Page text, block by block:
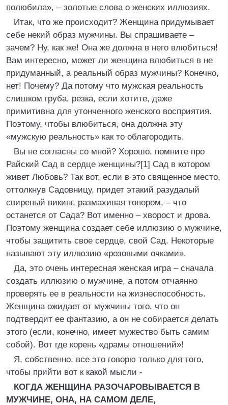
полюбила», – золотые слова о женских иллюзиях.
Итак, что же происходит? Женщина придумывает
себе некий образ мужчины. Вы спрашиваете –
зачем? Ну, как же! Она же должна в него влюбиться!
Вам интересно, может ли женщина влюбиться в не
придуманный, а реальный образ мужчины? Конечно,
нет! Почему? Да потому что мужская реальность
слишком груба, резка, если хотите, даже
примитивна для утонченного женского восприятия.
Поэтому, чтобы влюбиться, она должна эту
«мужскую реальность» как то облагородить.
Вы не согласны со мной? Хорошо, помните про
Райский Сад в сердце женщины?[1] Сад в котором
живет Любовь? Так вот, если в это священное место,
оттолкнув Садовницу, придет этакий разудалый
свирепый викинг, размахивая топором, – что
останется от Сада? Вот именно – хворост и дрова.
Поэтому женщина создает себе иллюзию о мужчине,
чтобы защитить свое сердце, свой Сад. Некоторые
называют эту иллюзию «розовыми очками».
Да, это очень интересная женская игра – сначала
создать иллюзию о мужчине, а потом отчаянно
проверять ее в реальности на жизнеспособность.
Женщина ожидает от мужчины того, что он
подтвердит ее фантазию, а он не собирается делать
этого (если, конечно, имеет мужество быть самим
собой). Вот где корень «драмы отношений»!
Я, собственно, все это говорю только для того,
чтобы прийти вот к какой мысли -
КОГДА ЖЕНЩИНА РАЗОЧАРОВЫВАЕТСЯ В
МУЖЧИНЕ, ОНА, НА САМОМ ДЕЛЕ,